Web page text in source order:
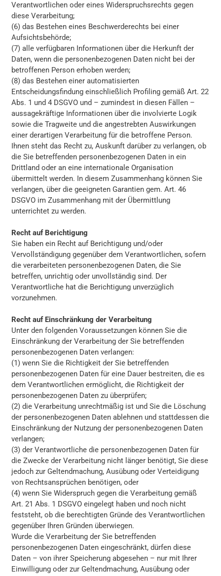
Verantwortlichen oder eines Widerspruchsrechts gegen
diese Verarbeitung;
(6) das Bestehen eines Beschwerderechts bei einer
Aufsichtsbehörde;
(7) alle verfügbaren Informationen über die Herkunft der
Daten, wenn die personenbezogenen Daten nicht bei der
betroffenen Person erhoben werden;
(8) das Bestehen einer automatisierten
Entscheidungsfindung einschließlich Profiling gemäß Art. 22
Abs. 1 und 4 DSGVO und – zumindest in diesen Fällen –
aussagekräftige Informationen über die involvierte Logik
sowie die Tragweite und die angestrebten Auswirkungen
einer derartigen Verarbeitung für die betroffene Person.
Ihnen steht das Recht zu, Auskunft darüber zu verlangen, ob
die Sie betreffenden personenbezogenen Daten in ein
Drittland oder an eine internationale Organisation
übermittelt werden. In diesem Zusammenhang können Sie
verlangen, über die geeigneten Garantien gem. Art. 46
DSGVO im Zusammenhang mit der Übermittlung
unterrichtet zu werden.
Recht auf Berichtigung
Sie haben ein Recht auf Berichtigung und/oder
Vervollständigung gegenüber dem Verantwortlichen, sofern
die verarbeiteten personenbezogenen Daten, die Sie
betreffen, unrichtig oder unvollständig sind. Der
Verantwortliche hat die Berichtigung unverzüglich
vorzunehmen.
Recht auf Einschränkung der Verarbeitung
Unter den folgenden Voraussetzungen können Sie die
Einschränkung der Verarbeitung der Sie betreffenden
personenbezogenen Daten verlangen:
(1) wenn Sie die Richtigkeit der Sie betreffenden
personenbezogenen Daten für eine Dauer bestreiten, die es
dem Verantwortlichen ermöglicht, die Richtigkeit der
personenbezogenen Daten zu überprüfen;
(2) die Verarbeitung unrechtmäßig ist und Sie die Löschung
der personenbezogenen Daten ablehnen und stattdessen die
Einschränkung der Nutzung der personenbezogenen Daten
verlangen;
(3) der Verantwortliche die personenbezogenen Daten für
die Zwecke der Verarbeitung nicht länger benötigt, Sie diese
jedoch zur Geltendmachung, Ausübung oder Verteidigung
von Rechtsansprüchen benötigen, oder
(4) wenn Sie Widerspruch gegen die Verarbeitung gemäß
Art. 21 Abs. 1 DSGVO eingelegt haben und noch nicht
feststeht, ob die berechtigten Gründe des Verantwortlichen
gegenüber Ihren Gründen überwiegen.
Wurde die Verarbeitung der Sie betreffenden
personenbezogenen Daten eingeschränkt, dürfen diese
Daten – von ihrer Speicherung abgesehen – nur mit Ihrer
Einwilligung oder zur Geltendmachung, Ausübung oder